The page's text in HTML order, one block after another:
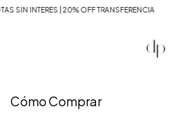
SIN INTERES | 20% OFF TRANSFERENCIA
Cómo Comprar